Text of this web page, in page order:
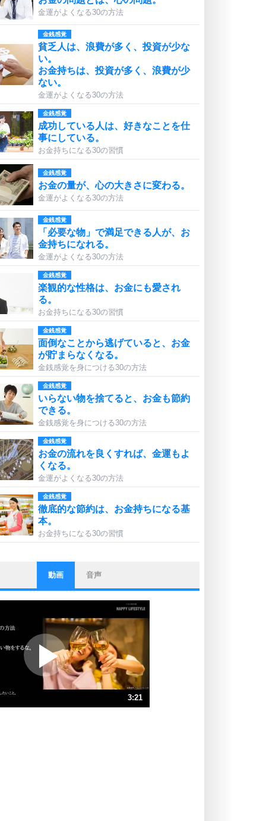
金運がよくなる30の方法
金銭感覚
貧乏人は、浪費が多く、投資が少な
い。
お金持ちは、投資が多く、浪費が少
ない。
金運がよくなる30の方法
金銭感覚
成功している人は、好きなことを仕
事にしている。
お金持ちになる30の習慣
金銭感覚
お金の量が、心の大きさに変わる。
金運がよくなる30の方法
金銭感覚
「必要な物」で満足できる人が、お
金持ちになれる。
金運がよくなる30の方法
金銭感覚
楽観的な性格は、お金にも愛され
る。
お金持ちになる30の習慣
金銭感覚
面倒なことから逃げていると、お金
が貯まらなくなる。
金銭感覚を身につける30の方法
金銭感覚
いらない物を捨てると、お金も節約
できる。
金銭感覚を身につける30の方法
金銭感覚
お金の流れを良くすれば、金運もよ
くなる。
金運がよくなる30の方法
金銭感覚
徹底的な節約は、お金持ちになる基
本。
お金持ちになる30の習慣
ストレス対策
他人と比べない。
いっそのこと、他人を見ない。
プラス思考
ポジティブになれない原因は、行動
しないから。
ポジティブ思考になる30の方法
ストレス対策
動画 音声
3:21